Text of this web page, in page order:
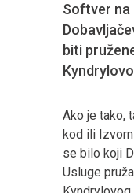
Softver na
biti
Ako je tako,
kod ili
se bilo koji
Usluge